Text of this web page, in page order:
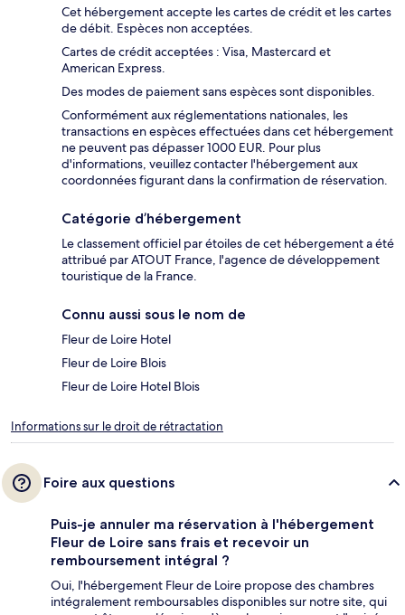
Cet hébergement accepte les cartes de crédit et les cartes
de débit. Espèces non acceptées.
Cartes de crédit acceptées : Visa, Mastercard et
American Express.
Des modes de paiement sans espèces sont disponibles.
Conformément aux réglementations nationales, les
transactions en espèces effectuées dans cet hébergement
ne peuvent pas dépasser 1000 EUR. Pour plus
d'informations, veuillez contacter l'hébergement aux
coordonnées figurant dans la confirmation de réservation.
Catégorie d’hébergement
Le classement officiel par étoiles de cet hébergement a été
attribué par ATOUT France, l'agence de développement
touristique de la France.
Connu aussi sous le nom de
Fleur de Loire Hotel
Fleur de Loire Blois
Fleur de Loire Hotel Blois
Informations sur le droit de rétractation
Foire aux questions
Puis-je annuler ma réservation à l'hébergement
Fleur de Loire sans frais et recevoir un
remboursement intégral ?
Oui, l'hébergement Fleur de Loire propose des chambres
intégralement remboursables disponibles sur notre site, qui